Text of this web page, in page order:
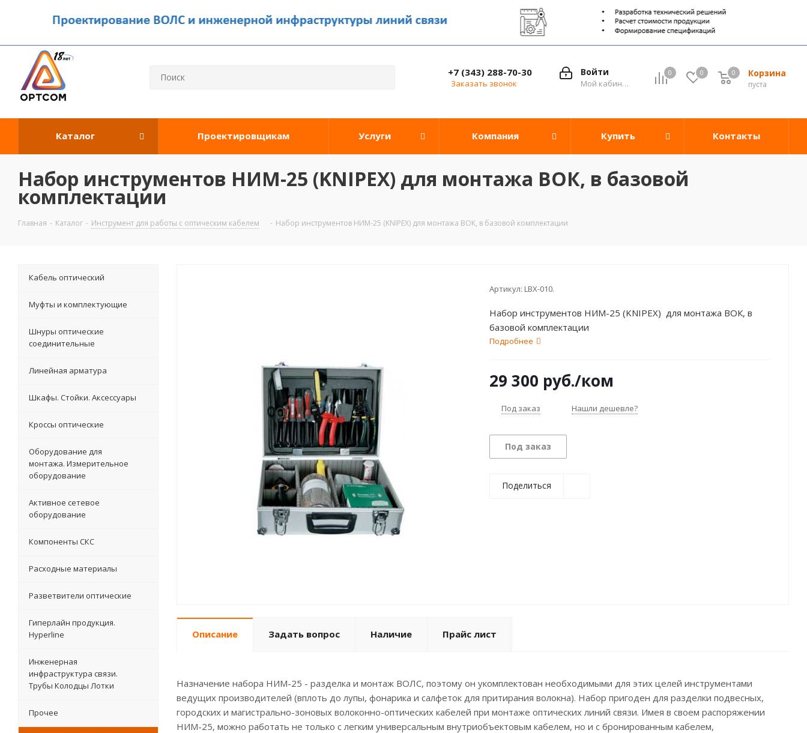
0 0 Корзина
0
пуста
0
Войти
Мой кабинет
+7 (343) 288-70-30
Заказать звонок
Каталог Проектировщикам Услуги Компания Купить Контакты
Набор инструментов НИМ-25 (KNIPEX) для монтажа ВОК, в базовой
комплектации
Главная - Каталог - Инструмент для работы с оптическим кабелем - Набор инструментов НИМ-25 (KNIPEX) для монтажа ВОК, в базовой комплектации
Артикул: LBX-010.
Набор инструментов НИМ-25 (KNIPEX) для монтажа ВОК, в
базовой комплектации
Подробнее
29 300 руб./ком
Под заказ Нашли дешевле?
Под заказ
Поделиться
Описание Задать вопрос Наличие Прайс лист
Назначение набора НИМ-25 - разделка и монтаж ВОЛС, поэтому он укомплектован необходимыми для этих целей инструментами
ведущих производителей (вплоть до лупы, фонарика и салфеток для притирания волокна). Набор пригоден для разделки подвесных,
городских и магистрально-зоновых волоконно-оптических кабелей при монтаже оптических линий связи. Имея в своем распоряжении
НИМ-25, можно работать не только с легким универсальным внутриобъектовым кабелем, но и с бронированным кабелем,
Кабель оптический
Муфты и комплектующие
Шнуры оптические
соединительные
Линейная арматура
Шкафы. Стойки. Аксесcуары
Кроссы оптические
Оборудование для
монтажа. Измерительное
оборудование
Активное сетевое
оборудование
Компоненты СКС
Расходные материалы
Разветвители оптические
Гиперлайн продукция.
Hyperline
Инженерная
инфраструктура связи.
Трубы Колодцы Лотки
Прочее